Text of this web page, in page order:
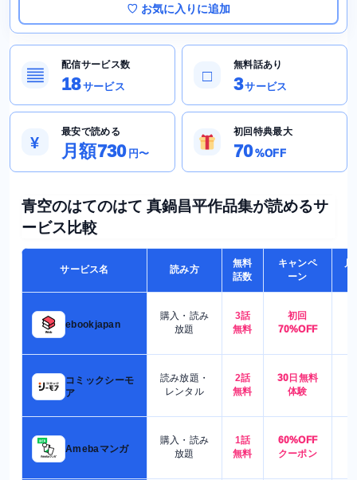
♡ お気に入りに追加
▤
配信サービス数
18サービス
□
無料話あり
3サービス
¥
最安で読める
月額730 円〜
初回特典最大
70%OFF
青空のはてのはて 真鍋昌平作品集が読めるサ
ービス比較
サービス名 読み方
無料
話数
キャンペ
ーン
月
ebookjapan
購入・読み
放題
3話
無料
初回
70%OFF
コミックシーモ
ア
読み放題・
レンタル
2話
無料
30日無料
体験
Amebaマンガ
購入・読み
放題
1話
無料
60%OFF
クーポン